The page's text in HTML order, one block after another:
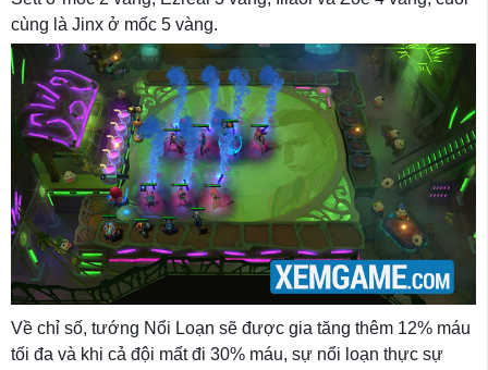
cùng là Jinx ở mốc 5 vàng.
Về chỉ số, tướng Nổi Loạn sẽ được gia tăng thêm 12% máu
tối đa và khi cả đội mất đi 30% máu, sự nổi loạn thực sự